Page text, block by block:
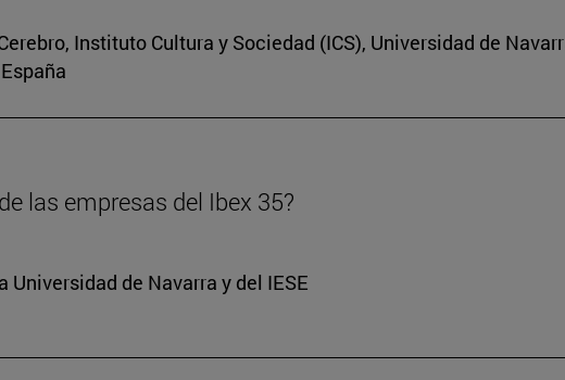
Instituto Cultura y Sociedad (ICS), Universidad de
las empresas del Ibex 35?
de Navarra y del IESE